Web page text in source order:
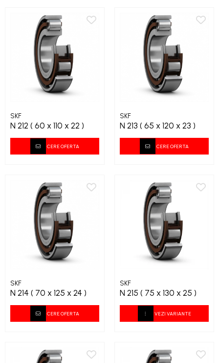
SKF
N 212 ( 60 x 110 x 22 )
CERE OFERTA
SKF
N 213 ( 65 x 120 x 23 )
CERE OFERTA
SKF
N 214 ( 70 x 125 x 24 )
CERE OFERTA
SKF
N 215 ( 75 x 130 x 25 )
VEZI VARIANTE